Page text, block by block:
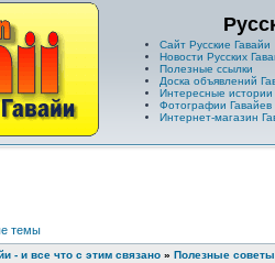
Сайт Русские Гавайи
Новости Русских
Полезные ссылки
Доска объявлений
Интересные истории
Фотографии Гавайев
Интернет-магазин
темы
- и все что с этим связано » Полезные